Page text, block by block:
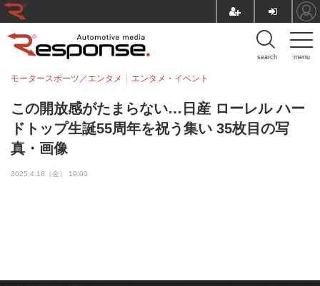
menu
search
この開放感がたまらない…日産 ローレル ハー
ドトップ生誕55周年を祝う集い 35枚目の写
真・画像
モータースポーツ／エンタメ エンタメ・イベント
2025.4.18（金） 19:00